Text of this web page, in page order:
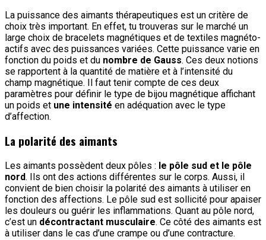
La puissance des aimants thérapeutiques est un critère de
choix très important. En effet, tu trouveras sur le marché un
large choix de bracelets magnétiques et de textiles magnéto-
actifs avec des puissances variées. Cette puissance varie en
fonction du poids et du nombre de Gauss. Ces deux notions
se rapportent à la quantité de matière et à l’intensité du
champ magnétique. Il faut tenir compte de ces deux
paramètres pour définir le type de bijou magnétique affichant
un poids et une intensité en adéquation avec le type
d’affection.
La polarité des aimants
Les aimants possèdent deux pôles : le pôle sud et le pôle
nord. Ils ont des actions différentes sur le corps. Aussi, il
convient de bien choisir la polarité des aimants à utiliser en
fonction des affections. Le pôle sud est sollicité pour apaiser
les douleurs ou guérir les inflammations. Quant au pôle nord,
c’est un décontractant musculaire. Ce côté des aimants est
à utiliser dans le cas d’une crampe ou d’une contracture.